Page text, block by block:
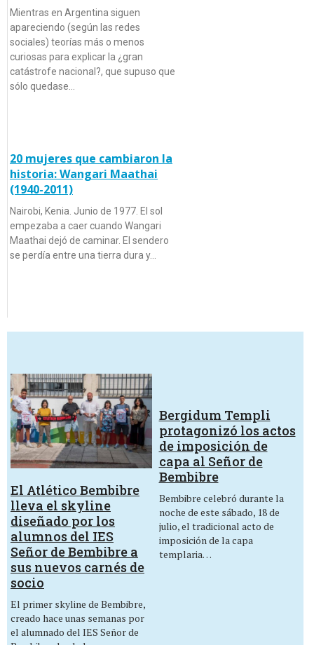
Mientras en Argentina siguen
apareciendo (según las redes
sociales) teorías más o menos
curiosas para explicar la ¿gran
catástrofe nacional?, que supuso que
sólo quedase…
20 mujeres que cambiaron la
historia: Wangari Maathai
(1940-2011)
Nairobi, Kenia. Junio de 1977. El sol
empezaba a caer cuando Wangari
Maathai dejó de caminar. El sendero
se perdía entre una tierra dura y…
El Atlético Bembibre
lleva el skyline
diseñado por los
alumnos del IES
Señor de Bembibre a
sus nuevos carnés de
socio
El primer skyline de Bembibre,
creado hace unas semanas por
el alumnado del IES Señor de
Bergidum Templi
protagonizó los actos
de imposición de
capa al Señor de
Bembibre
Bembibre celebró durante la
noche de este sábado, 18 de
julio, el tradicional acto de
imposición de la capa
templaria…